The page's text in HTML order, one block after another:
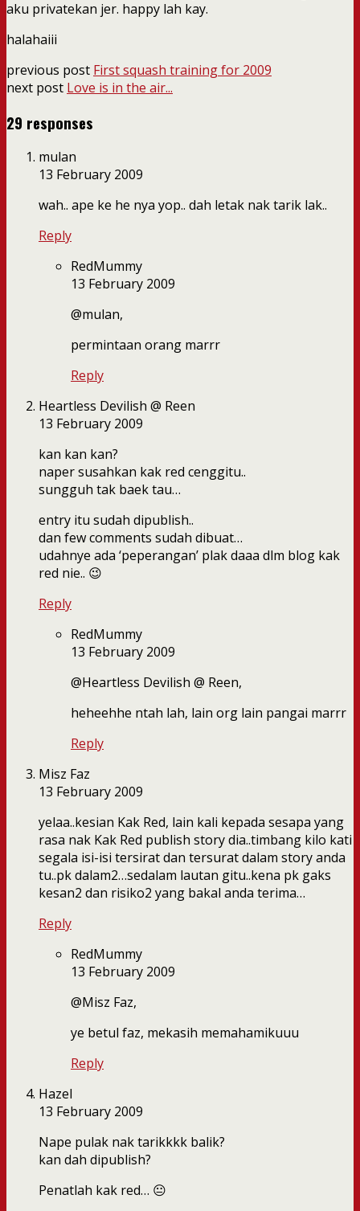
aku privatekan jer. happy lah kay.
halahaiii
previous post First squash training for 2009
next post Love is in the air...
29 responses
mulan
13 February 2009
wah.. ape ke he nya yop.. dah letak nak tarik lak..
Reply
RedMummy
13 February 2009
@mulan,
permintaan orang marrr
Reply
Heartless Devilish @ Reen
13 February 2009
kan kan kan?
naper susahkan kak red cenggitu..
sungguh tak baek tau…
entry itu sudah dipublish..
dan few comments sudah dibuat…
udahnye ada ‘peperangan’ plak daaa dlm blog kak
red nie.. 😉
Reply
RedMummy
13 February 2009
@Heartless Devilish @ Reen,
heheehhe ntah lah, lain org lain pangai marrr
Reply
Misz Faz
13 February 2009
yelaa..kesian Kak Red, lain kali kepada sesapa yang
rasa nak Kak Red publish story dia..timbang kilo kati
segala isi-isi tersirat dan tersurat dalam story anda
tu..pk dalam2…sedalam lautan gitu..kena pk gaks
kesan2 dan risiko2 yang bakal anda terima…
Reply
RedMummy
13 February 2009
@Misz Faz,
ye betul faz, mekasih memahamikuuu
Reply
Hazel
13 February 2009
Nape pulak nak tarikkkk balik?
kan dah dipublish?
Penatlah kak red… 😐